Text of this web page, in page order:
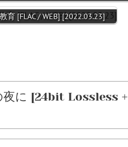
育 [FLAC / WEB] [2022.03.23]
に [24bit Lossless +